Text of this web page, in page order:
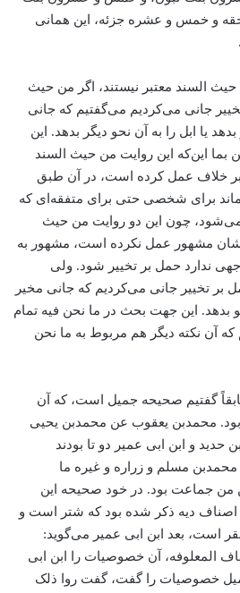
و خمس و عشره جزئه، این همانی
‌حیث السند معتبر نیستند، اگر من حیث
جانی می‌کردیم می‌گفتیم که جانی
یا ابل را به آن نحو دیگر بدهد. این
بما این‌که این روایت من حیث السند
بر خلاف عمل کرده است، در آن طبق
برای شخصی حتی برای متفقه‌ای که
می‌شود، چون این دو روایت من حیث
مشهور عمل نکرده است، مشهور به
ندارد حمل بر تخییر شود. ولی
بر تخییر جانی می‌کردیم که جانی مخیر
بدهد. این جهت بحث در ما نحن فیه تمام
آن نکته دیگر هم مربوط به ما نحن
گفتیم صحیحه جمیل است، که آن
محمد‌بن یعقوب عن محمد‌بن یحیی
و ابن ابی عمیر دو تا بودند
مسلم و زراره و غیره ما
من جماعت بود. در خود صحیحه این
اصناف دیه ذکر شده بود که شتر است و
است، بعد ابن ابی عمیر می‌گوید:
المعلوفه، آن خصوصیات را ابن ابی
خصوصیات را گفت، گفت روا ذلک